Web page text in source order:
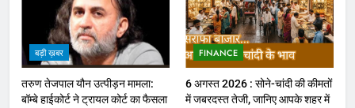
बड़ी ख़बर
तरुण तेजपाल यौन उत्पीड़न मामला:
बॉम्बे हाईकोर्ट ने ट्रायल कोर्ट का फैसला
FINANCE
6 अगस्त 2026 : सोने-चांदी की कीमतों
में जबरदस्त तेजी, जानिए आपके शहर में